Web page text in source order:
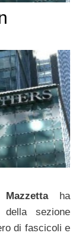
ha
sezione
di fascicoli e